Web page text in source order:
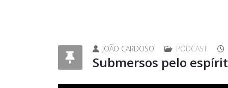
JOÃO CARDOSO PODCAST
Submersos pelo